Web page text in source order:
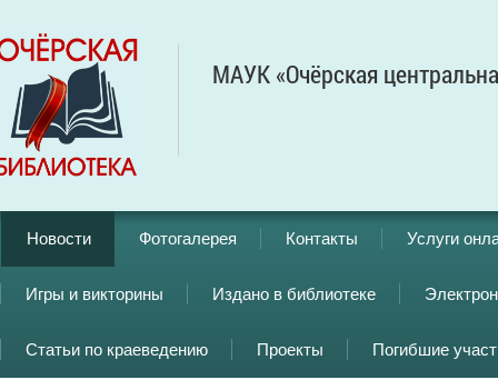
МАУК «Очёрская
Новости Фотогалерея Контакты Услуги
Игры и викторины Издано в библиотеке
Статьи по краеведению Проекты Погибшие